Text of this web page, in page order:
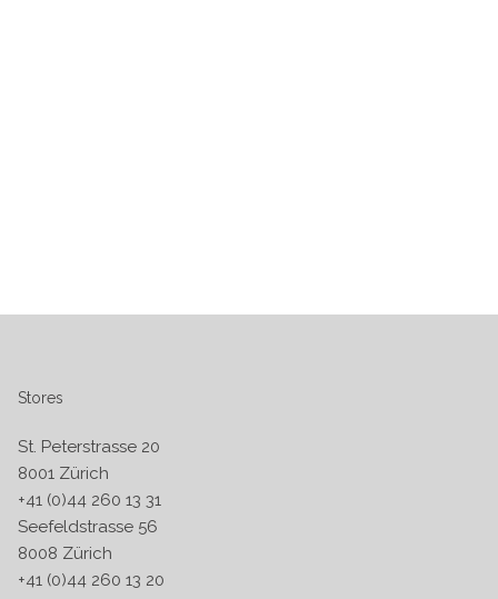
Stores
St. Peterstrasse 20
8001 Zürich
+41 (0)44 260 13 31
Seefeldstrasse 56
8008 Zürich
+41 (0)44 260 13 20